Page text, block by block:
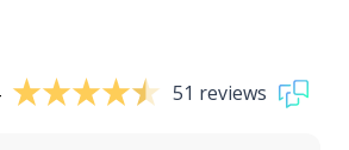
51 reviews